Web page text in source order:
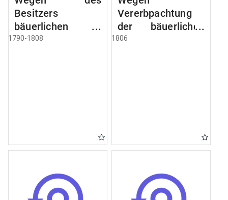
Besitzers
bäuerlichen
Grundstücke, den
1790-1808
Vererbpachtung
der bäuerlichen
Grundstücke und
1806